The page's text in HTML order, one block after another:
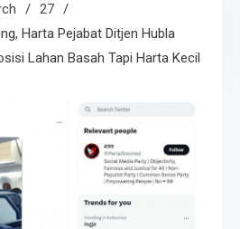
27
Harta Pejabat Ditjen Hubla
Lahan Basah Tapi Harta Kecil